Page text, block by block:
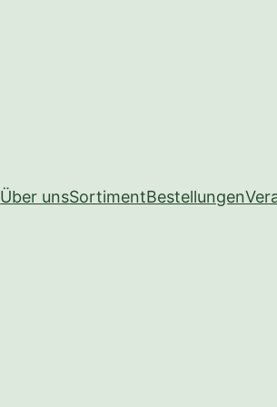
Über unsSortimentBestellungen